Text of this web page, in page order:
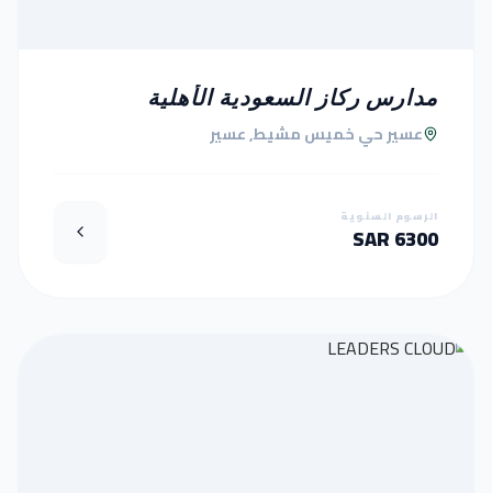
مدارس ركاز السعودية الأهلية
عسير حي خميس مشيط, عسير
الرسوم السنوية
6300 SAR